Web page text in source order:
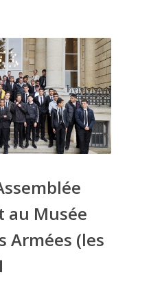
au Musée
Armées (les